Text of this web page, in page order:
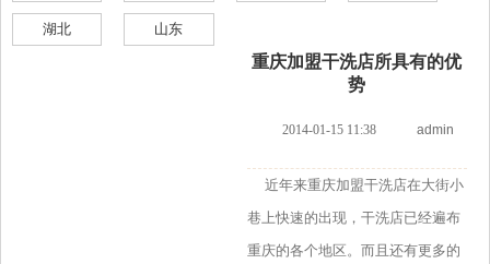
湖北 山东
重庆加盟干洗店所具有的优
势
2014-01-15 11:38 admin
近年来重庆加盟干洗店在大街小
巷上快速的出现，干洗店已经遍布
重庆的各个地区。而且还有更多的